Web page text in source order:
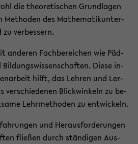
die theo­re­ti­schen Grund­la­gen
Me­tho­den des Ma­the­ma­tik­un­ter­
ver­bes­sern.
an­de­ren Fach­be­rei­chen wie Päd­
Bil­dungs­wis­sen­schaf­ten. Diese in­
hilft, das Leh­ren und Ler­
ver­schie­de­nen Blick­win­keln zu be­
Lehr­me­tho­den zu ent­wi­ckeln.
und Her­aus­for­de­run­gen
flie­ßen durch stän­di­gen Aus­